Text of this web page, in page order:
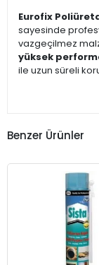
Eurofix
sayesinde
vazgeçilmez
yüksek
ile uzun süreli
Benzer Ürünler